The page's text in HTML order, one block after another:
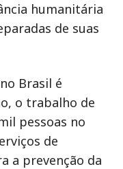
humanitária
de suas
Brasil é
o trabalho de
pessoas no
de
a prevenção da